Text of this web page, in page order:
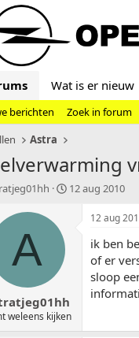
Wat is er nieuw
berichten
Zoek in forum
Astra
S
u
m
12 aug 2010
A
weleens kijken
12 aug
ik ben
of er
sloop